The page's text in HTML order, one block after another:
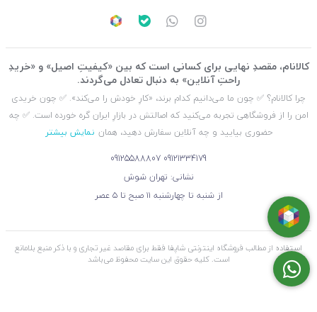
کالانام، مقصدِ نهایی برای کسانی است که بین «کیفیتِ اصیل» و «خریدِ
راحتِ آنلاین» به دنبال تعادل می‌گردند.
چرا کالانام؟ ✅ چون ما می‌دانیم کدام برند، «کارِ خودش را می‌کند». ✅ چون خریدی
امن را از فروشگاهی تجربه می‌کنید که اصالتش در بازارِ ایران گره خورده است. ✅ چه
حضوری بیایید و چه آنلاین سفارش دهید، همان نمایش بیشتر
09121334179
09125588807
نشانی: تهران شوش
از شنبه تا چهارشنبه ۱۱ صبح تا ۵ عصر
استفاده از مطالب فروشگاه اینترنتی شاپفا فقط برای مقاصد غیر تجاری و با ذکر منبع بلامانع
است. کليه حقوق اين سايت محفوظ می‌باشد